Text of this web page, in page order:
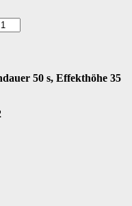
50 s, Effekthöhe 35